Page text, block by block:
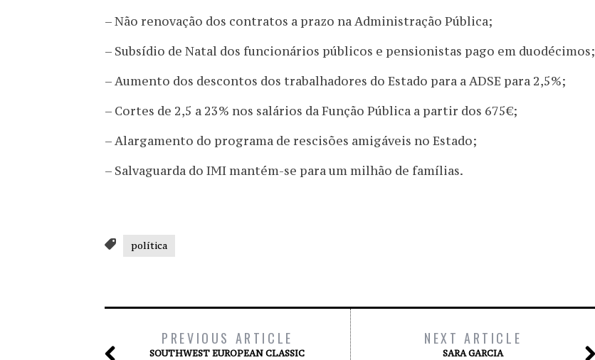
– Não renovação dos contratos a prazo na Administração Pública;
– Subsídio de Natal dos funcionários públicos e pensionistas pago em duodécimos;
– Aumento dos descontos dos trabalhadores do Estado para a ADSE para 2,5%;
– Cortes de 2,5 a 23% nos salários da Função Pública a partir dos 675€;
– Alargamento do programa de rescisões amigáveis no Estado;
– Salvaguarda do IMI mantém-se para um milhão de famílias.
política
PREVIOUS ARTICLE
SOUTHWEST EUROPEAN CLASSIC
NEXT ARTICLE
SARA GARCIA